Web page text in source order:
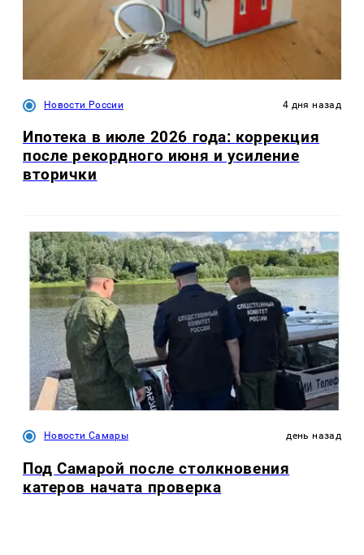
Новости России 4 дня назад
Ипотека в июле 2026 года: коррекция
после рекордного июня и усиление
вторички
Новости Самары день назад
Под Самарой после столкновения
катеров начата проверка